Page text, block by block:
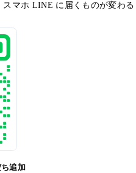
スマホ LINE に届くものが変わる
ち追加